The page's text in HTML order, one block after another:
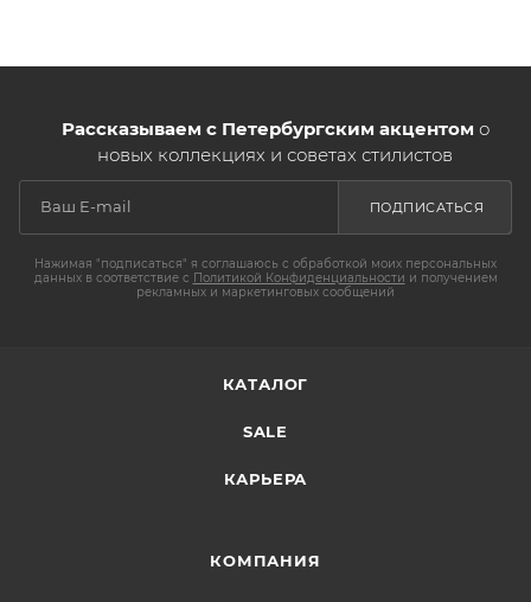
Рассказываем с Петербургским акцентом о
новых коллекциях и советах стилистов
ПОДПИСАТЬСЯ
Нажимая "подписаться" я соглашаюсь с обработкой моих персональных
данных в соответствие с Политикой Конфиденциальности и получением
рекламных и маркетинговых сообщений
КАТАЛОГ
SALE
КАРЬЕРА
КОМПАНИЯ